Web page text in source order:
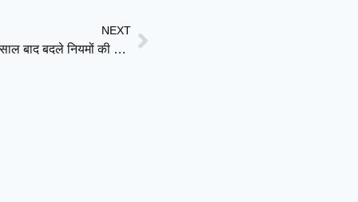
NEXT
किरायेदार की जीत या मकान मालिक की चुनौती? इंग्लैंड में 30 साल बाद बदले नियमों की कहानी